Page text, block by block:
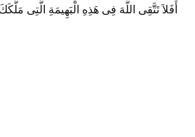
أَفَلاَ تَتَّقِى اللَّهَ فِى هَذِهِ الْبَهِيمَةِ الَّتِى